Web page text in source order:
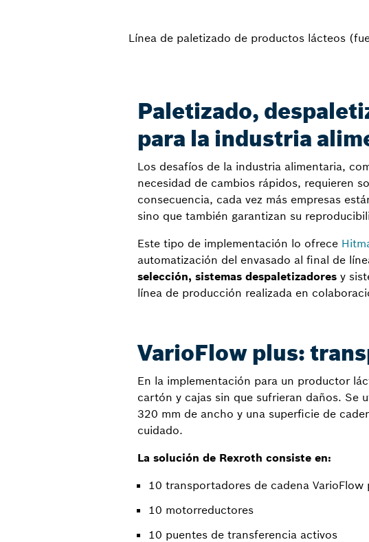
Línea de paletizado de productos lácteos
Paletizado,
para la industria
Los desafíos de la industria alimentaria,
necesidad de cambios rápidos, requieren
consecuencia, cada vez más empresas
sino que también garantizan su
Este tipo de implementación lo ofrece
automatización del envasado al final de
selección, sistemas despaletizadoresy
línea de producción realizada en
VarioFlow plus:
En la implementación para un productor
cartón y cajas sin que sufrieran daños. Se
320 mm de ancho y una superficie de
cuidado.
La solución de Rexroth consiste en:
10 transportadores de cadena
10 motorreductores
10 puentes de transferencia activos